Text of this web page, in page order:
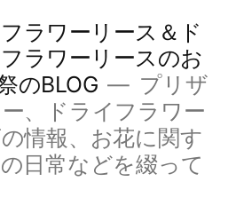
ラワーリース＆ド
ラワーリースのお
のBLOG
プリザ
、ドライフラワー
情報、お花に関す
日常などを綴って